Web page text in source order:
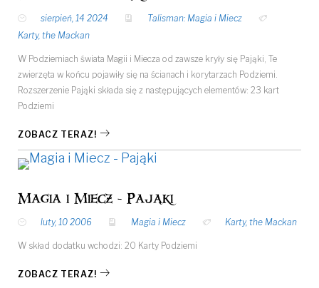
sierpień, 14 2024
Talisman: Magia i Miecz
Karty, the Mackan
W Podziemiach świata Magii i Miecza od zawsze kryły się Pająki, Te
zwierzęta w końcu pojawiły się na ścianach i korytarzach Podziemi.
Rozszerzenie Pająki składa się z następujących elementów: 23 kart
Podziemi
ZOBACZ TERAZ!
Magia i Miecz - Pająki
luty, 10 2006 Magia i Miecz Karty, the Mackan
W skład dodatku wchodzi: 20 Karty Podziemi
ZOBACZ TERAZ!